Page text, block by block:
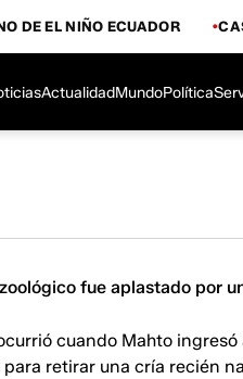
DE EL NIÑO ECUADOR
ActualidadMundoPolítica
fue aplastado por
cuando Mahto
retirar una cría recién